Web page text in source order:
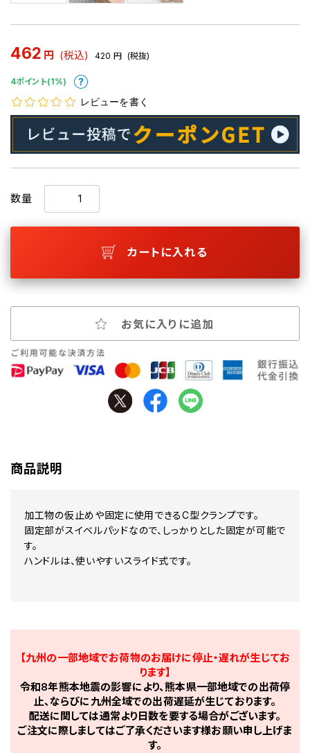
462 円 (税込) 420 円 (税抜)
4ポイント(1%)
レビューを書く
数量
カートに入れる
お気に入りに追加
商品説明
加工物の仮止めや固定に使用できるC型クランプです。
固定部がスイベルパッドなので、しっかりとした固定が可能で
す。
ハンドルは、使いやすいスライド式です。
【九州の一部地域でお荷物のお届けに停止・遅れが生じてお
ります】
令和8年熊本地震の影響により、熊本県一部地域での出荷停
止、ならびに九州全域での出荷遅延が生じております。
配送に関しては通常より日数を要する場合がございます。
ご注文に際しましてはご了承くださいます様お願い申し上げま
す。